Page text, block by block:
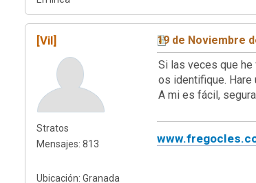
[Vil]
Stratos
Mensajes: 813
Ubicación: Granada
19 de Noviembre
Si las veces que he
os identifique.
A mi es fácil,